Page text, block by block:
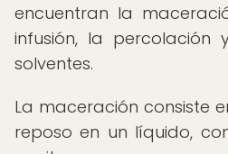
encuentran la
infusión, la percolación
solventes.
La maceración consiste
reposo en un líquido,